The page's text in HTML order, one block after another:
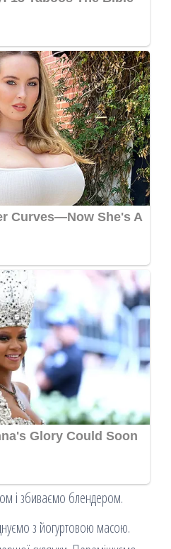
і збиваємо блендером.
з йогуртовою масою.